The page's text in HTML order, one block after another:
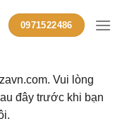
0971522486
Vui lòng
đây trước khi bạn